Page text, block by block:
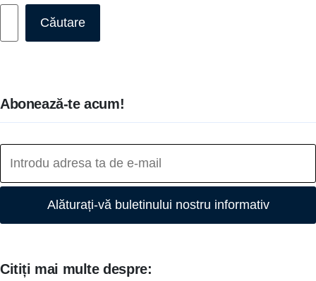
Căutare
Abonează-te acum!
Alăturați-vă buletinului nostru informativ
Citiți mai multe despre: